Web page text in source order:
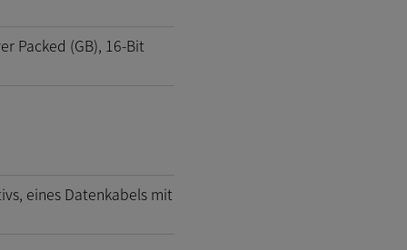
Packed (GB), 16-Bit
eines Datenkabels mit